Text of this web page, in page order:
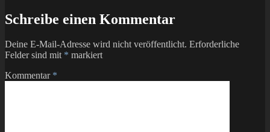
Schreibe einen Kommentar
Deine E-Mail-Adresse wird nicht veröffentlicht. Erforderliche
Felder sind mit * markiert
Kommentar *